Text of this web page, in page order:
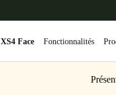
Face Fonctionnalités